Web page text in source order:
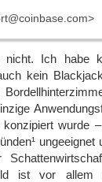
nicht. Ich habe
kein
wurde
ungeeignet
ist vor allem